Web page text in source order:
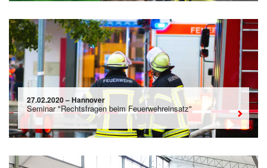
27.02.2020 – Hannover
Seminar "Rechtsfragen beim Feuerwehreinsatz"